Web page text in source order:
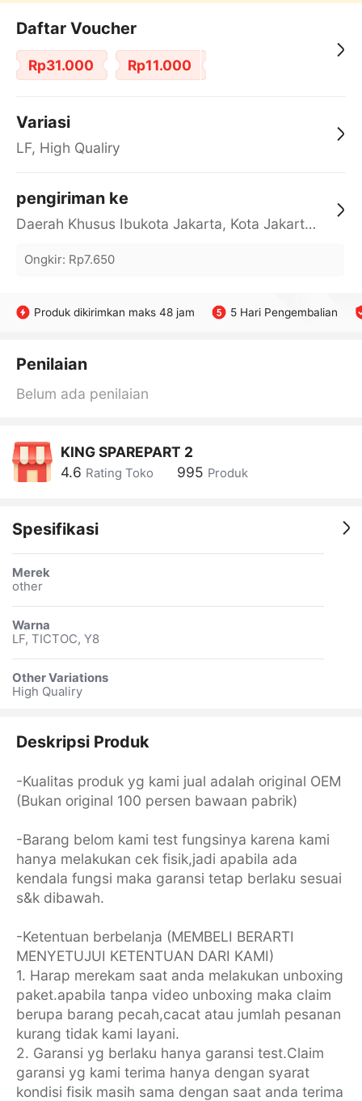
Daftar Voucher
Rp31.000 Rp11.000
Variasi
LF, High Qualiry
pengiriman ke
Daerah Khusus Ibukota Jakarta, Kota Jakarta Barat, Cengkareng, yy
Ongkir: Rp7.650
Produk dikirimkan maks 48 jam 5 Hari Pengembalian
Penilaian
Belum ada penilaian
KING SPAREPART 2
4.6 Rating Toko 995 Produk
Spesifikasi
Merek
other
Warna
LF, TICTOC, Y8
Other Variations
High Qualiry
Deskripsi Produk
-Kualitas produk yg kami jual adalah original OEM
(Bukan original 100 persen bawaan pabrik)
-Barang belom kami test fungsinya karena kami
hanya melakukan cek fisik,jadi apabila ada
kendala fungsi maka garansi tetap berlaku sesuai
s&k dibawah.
-Ketentuan berbelanja (MEMBELI BERARTI
MENYETUJUI KETENTUAN DARI KAMI)
1. Harap merekam saat anda melakukan unboxing
paket.apabila tanpa video unboxing maka claim
berupa barang pecah,cacat atau jumlah pesanan
kurang tidak kami layani.
2. Garansi yg berlaku hanya garansi test.Claim
garansi yg kami terima hanya dengan syarat
kondisi fisik masih sama dengan saat anda terima